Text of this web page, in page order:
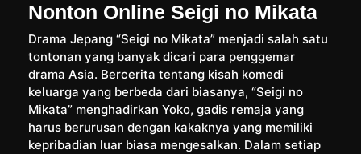
Nonton Online Seigi no Mikata
Drama Jepang “Seigi no Mikata” menjadi salah satu
tontonan yang banyak dicari para penggemar
drama Asia. Bercerita tentang kisah komedi
keluarga yang berbeda dari biasanya, “Seigi no
Mikata” menghadirkan Yoko, gadis remaja yang
harus berurusan dengan kakaknya yang memiliki
kepribadian luar biasa mengesalkan. Dalam setiap